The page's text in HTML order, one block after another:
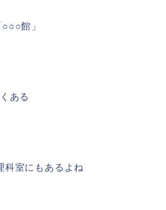
館」
ある
科室にもあるよね